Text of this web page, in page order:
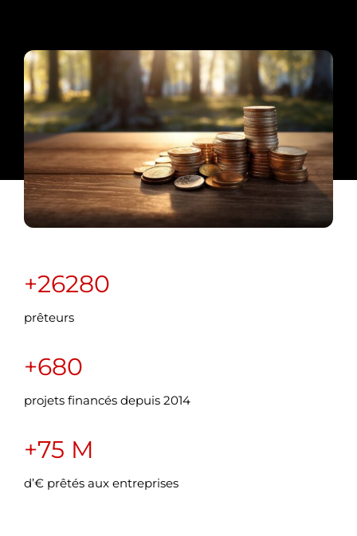
+26280
prêteurs
+680
projets financés depuis 2014
+75 M
d’€ prêtés aux entreprises